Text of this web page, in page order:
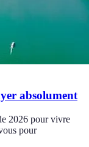
absolument
2026 pour vivre
pour